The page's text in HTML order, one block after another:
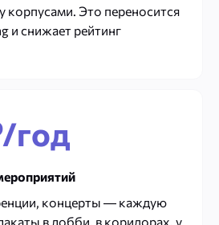
корпусами. Это переносится
и снижает рейтинг
год
концерты — каждую
в лобби, в коридорах, у